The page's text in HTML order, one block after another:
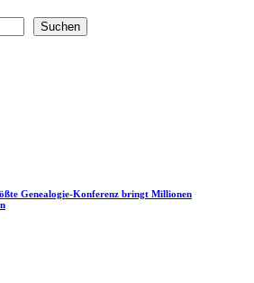
Suchen
Genealogie-Konferenz bringt Millionen